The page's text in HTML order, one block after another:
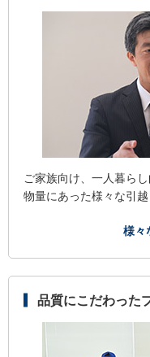
ご家族向け、一人暮ら
物量にあった様々な引
様々
品質にこだわった